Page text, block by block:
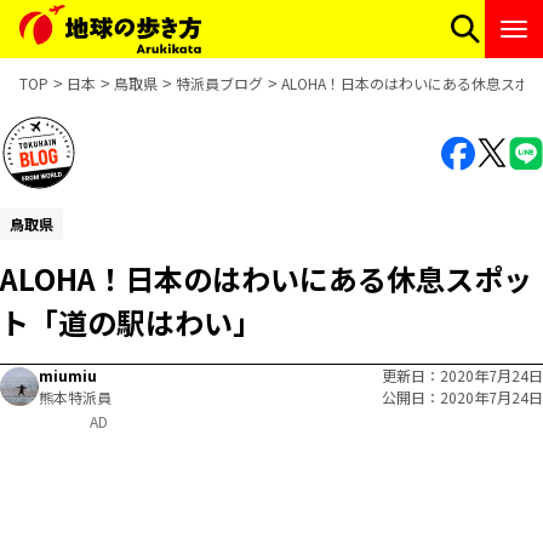
TOP 日本 鳥取県 特派員ブログ ALOHA！日本のはわいにある休息スポ
鳥取県
ALOHA！日本のはわいにある休息スポッ
ト「道の駅はわい」
miumiu
熊本特派員
更新日
2020年7月24日
公開日
2020年7月24日
AD